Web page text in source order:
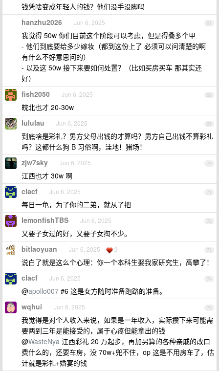
钱凭啥变成年轻人的钱？他们没手没脚吗
67
hanzhu2026 Jun 6, 2025
我觉得 50w 你们目前这个阶段可以考虑，但是得叠多个甲
- 他们到底要给多少嫁妆（都到这份上了 必须可以问清楚的啊
有什么不好意思问的）
- 以及这 50w 接下来要如何处置？（比如买房买车 那其实还
好）
68
fish2050 Jun 6, 2025
皖北也才 20-30w
69
lululau Jun 6, 2025
到底啥是彩礼？男方父母出钱的才算吗？男方自己出钱不算彩礼
吗？这都什么狗 B 习俗啊，洼地！猪场！
70
zjw7sky Jun 6, 2025
江西也才 30w 啊
71
clacf Jun 6, 2025
每日一龟，为了你的二弟，就从了把
72
lemonfishTBS Jun 6, 2025
又要子女过的好，又要子女掏不少。
73
bitlaoyuan Jun 6, 2025 3
说白了就是这么个心理：你一个本科生娶我家研究生，高攀了！
74
clacf Jun 6, 2025
@apollo007 #6 这是女方随时准备跑路的准备。
75
wqhui Jun 6, 2025
我觉得是对个人收入来说，如果是一年收入，实际攒下来可能需
要两到三年是能接受的，属于心疼但能拿出的钱
@WasteNya 江西彩礼 20 万起步，再加另算的各种亲戚的改口
费什么的，还要车房，没 70w+兜不住，op 这是不用房车了，估
计就是彩礼+婚宴的钱